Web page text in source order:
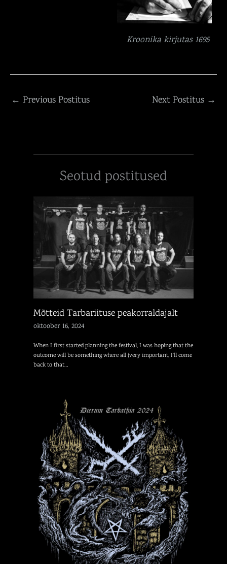
Kroonika kirjutas 1695
← Previous Postitus Next Postitus →
Seotud postitused
Mõtteid Tarbariituse peakorraldajalt
oktoober 16, 2024
When I first started planning the festival, I was hoping that the
outcome will be something where all (very important, I’ll come
back to that…